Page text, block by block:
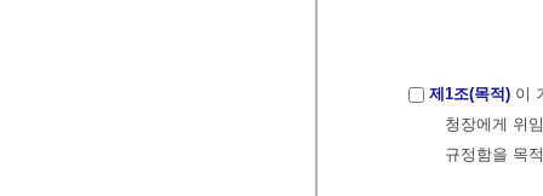
제1조(목적) 이
청장에게 위
규정함을 목